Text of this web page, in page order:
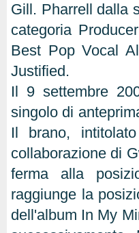
Gill. Pharrell dalla
categoria
Best Pop Vocal
Justified.
Il 9 settembre
singolo di
Il brano,
collaborazione di
ferma alla
raggiunge la
dell'album In My